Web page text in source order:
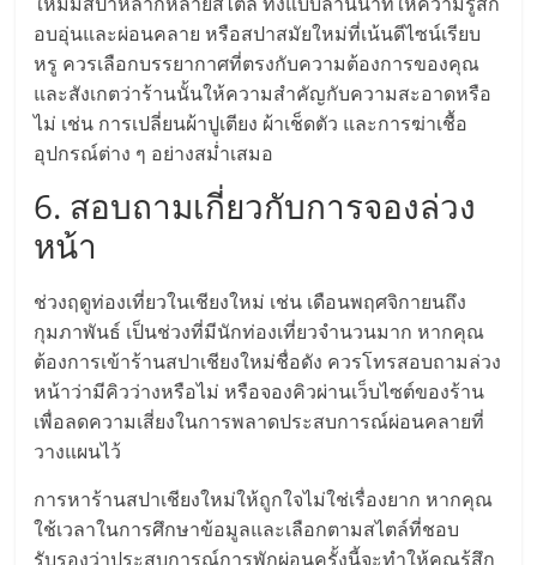
ลงทุน
และ
ขยาย
สา
ขา
แฟ
รน
ไชส์,
อบอุ่นและผ่อนคลาย หรือสปาสมัยใหม่ที่เน้นดีไซน์เรียบ
หรู ควรเลือกบรรยากาศที่ตรงกับความต้องการของคุณ
และสังเกตว่าร้านนั้นให้ความสำคัญกับความสะอาดหรือ
ไม่ เช่น การเปลี่ยนผ้าปูเตียง ผ้าเช็ดตัว และการฆ่าเชื้อ
อุปกรณ์ต่าง ๆ อย่างสม่ำเสมอ
6. สอบถามเกี่ยวกับการจองล่วง
หน้า
ช่วงฤดูท่องเที่ยวในเชียงใหม่ เช่น เดือนพฤศจิกายนถึง
กุมภาพันธ์ เป็นช่วงที่มีนักท่องเที่ยวจำนวนมาก หากคุณ
ต้องการเข้าร้านสปาเชียงใหม่ชื่อดัง ควรโทรสอบถามล่วง
หน้าว่ามีคิวว่างหรือไม่ หรือจองคิวผ่านเว็บไซต์ของร้าน
เพื่อลดความเสี่ยงในการพลาดประสบการณ์ผ่อนคลายที่
วางแผนไว้
การหาร้านสปาเชียงใหม่ให้ถูกใจไม่ใช่เรื่องยาก หากคุณ
ใช้เวลาในการศึกษาข้อมูลและเลือกตามสไตล์ที่ชอบ
รับรองว่าประสบการณ์การพักผ่อนครั้งนี้จะทำให้คุณรู้สึก